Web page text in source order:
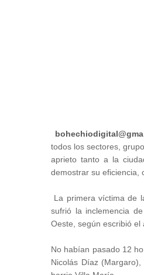
todos los sectores,
aprieto tanto a la
demostrar su eficiencia,
La primera víctima de
sufrió la inclemencia
Oeste, según escribió el
No habían pasado 12
Nicolás Díaz